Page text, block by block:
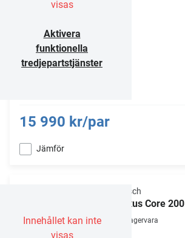
visas
Aktivera
funktionella
tredjepartstjänster
15 990 kr/par
Jämför
Innehållet kan inte
visas
Klipsch
Flexus Core 200
Lagervara